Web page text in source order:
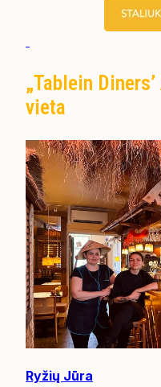
„Tablein
vieta
Ryžių Jūra